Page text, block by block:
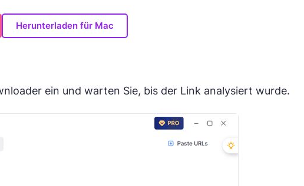
Herunterladen für Mac
ein und warten Sie, bis der Link analysiert wurde.